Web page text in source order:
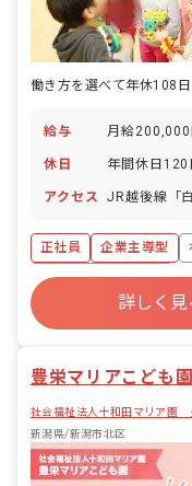
給与 月給
休日 年間休日120
アクセス JR越後線「
正社員 企業主導型
年間休日120日以上
寮・住宅・家賃補助あり
昇給昇進あり
詳しく見
豊栄マリアこども園
社会福祉法人十和田マリア園
新潟県/新潟市北区